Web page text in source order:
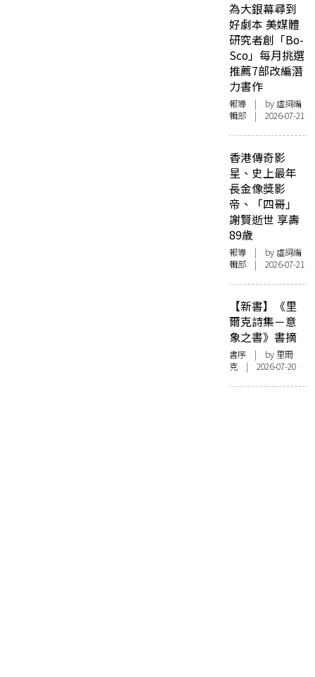
為大銀幕尋到
好劇本 美媒體
研究者創「Bo-
Sco」每月挑選
推薦7部改編潛
力書作
報導 | by 虛詞編
輯部 | 2026-07-21
香港傳奇影
星、史上最年
長金像獎影
帝、「四哥」
謝賢逝世 享壽
89歲
報導 | by 虛詞編
輯部 | 2026-07-21
【新書】《里
爾克詩集－意
象之書》書摘
書序 | by 里爾
克 | 2026-07-20